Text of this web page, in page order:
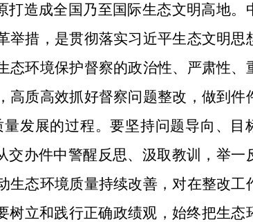
打造成全国乃至国际生态文明高地。
举措，是贯彻落实习近平生态文明思
态环境保护督察的政治性、严肃性、
高质高效抓好督察问题整改，做到件
发展的过程。要坚持问题导向、目
交办件中警醒反思、汲取教训，举一
生态环境质量持续改善，对在整改工
树立和践行正确政绩观，始终把生态